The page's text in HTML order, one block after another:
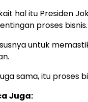
hal itu Presiden
proses bisnis.
untuk
sama, itu proses
Juga: